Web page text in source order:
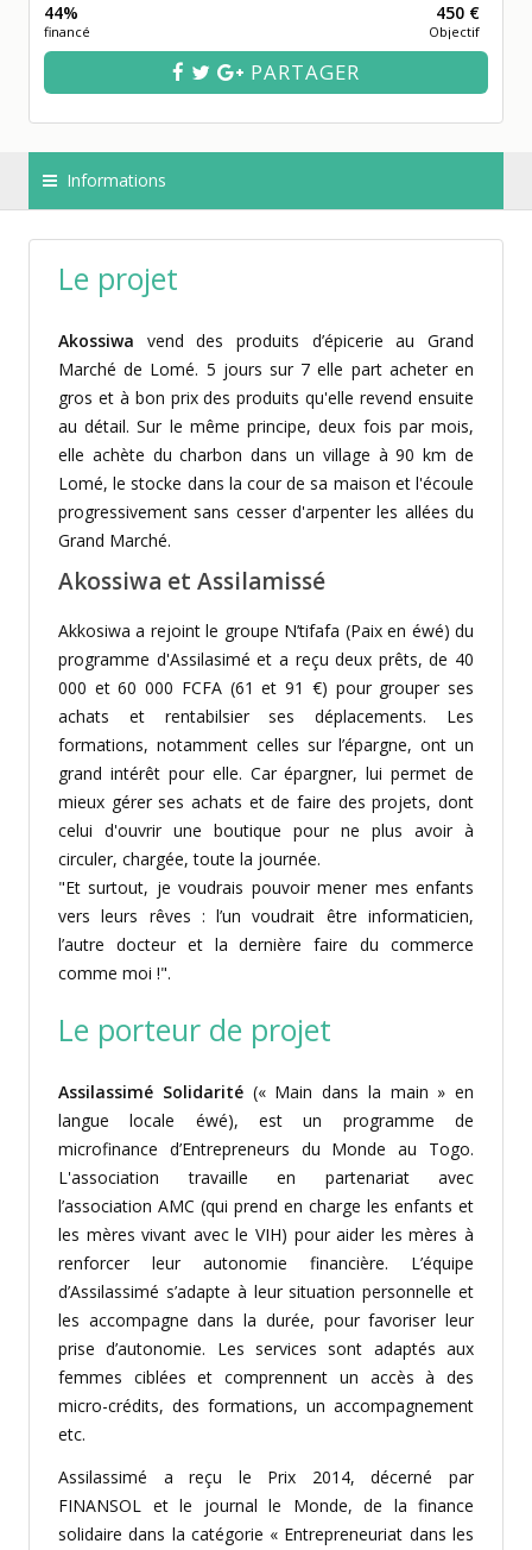
44%
financé
450 €
Objectif
PARTAGER
Informations
Le projet
Akossiwa vend des produits d’épicerie au Grand
Marché de Lomé. 5 jours sur 7 elle partacheter en
gros et à bon prix des produits qu'elle revend ensuite
au détail. Sur le même principe, deux fois par mois,
elle achète du charbon dans un village à 90 km de
Lomé, le stocke dans la cour de sa maison et l'écoule
progressivement sans cesser d'arpenter les allées du
Grand Marché.
Akossiwa et Assilamissé
Akkosiwa a rejoint le groupe N’tifafa (Paix en éwé) du
programme d'Assilasimé et a reçu deux prêts, de 40
000 et 60 000 FCFA (61 et 91 €) pour grouper ses
achats et rentabilsier ses déplacements. Les
formations, notamment celles sur l’épargne, ont un
grand intérêt pour elle. Car épargner, lui permet de
mieux gérer ses achats et de faire des projets, dont
celui d'ouvrir une boutique pour ne plus avoir à
circuler, chargée, toute la journée.
"Et surtout, je voudrais pouvoir mener mes enfants
vers leurs rêves : l’un voudrait être informaticien,
l’autre docteur et la dernière faire du commerce
comme moi !".
Le porteur de projet
Assilassimé Solidarité(« Main dans la main » en
langue locale éwé), est un programme de
microfinance d’Entrepreneurs du Monde au Togo.
L'association travaille en partenariat avec
l’association AMC (qui prend en charge les enfants et
les mères vivant avec le VIH) pour aider les mères à
renforcer leur autonomie financière. L’équipe
d’Assilassimé s’adapte à leur situation personnelle et
les accompagne dans la durée, pour favoriser leur
prise d’autonomie. Les services sont adaptés aux
femmes ciblées et comprennent un accès à des
micro-crédits, des formations, un accompagnement
etc.
Assilassimé a reçu le Prix 2014, décerné par
FINANSOL et le journal le Monde, de la finance
solidaire dans la catégorie « Entrepreneuriat dans les